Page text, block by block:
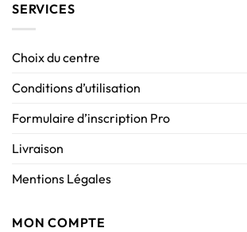
SERVICES
Choix du centre
Conditions d’utilisation
Formulaire d’inscription Pro
Livraison
Mentions Légales
MON COMPTE